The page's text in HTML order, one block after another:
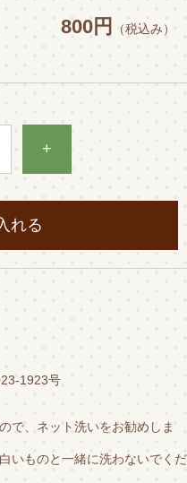
800円
（税込み）
+
れる
1923号
で、ネット洗いをお勧めしま
いものと一緒に洗わないでくだ